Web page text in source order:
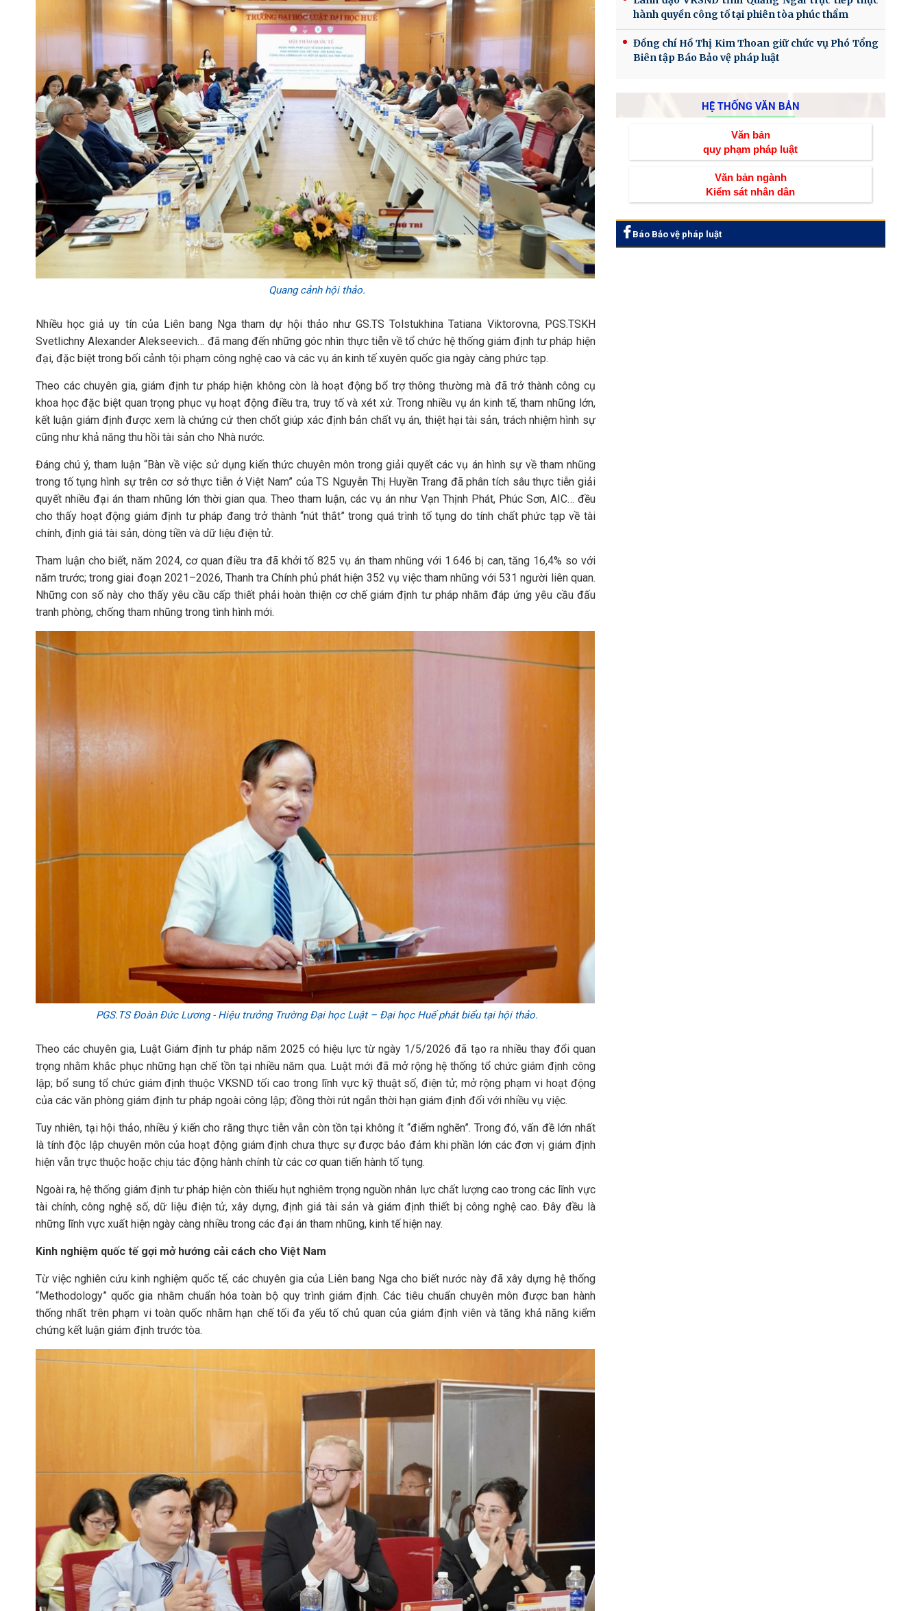
Quang cảnh hội thảo.
Nhiều học giả uy tín của Liên bang Nga tham dự hội thảo như GS.TS Tolstukhina Tatiana Viktorovna, PGS.TSKH
Svetlichny Alexander Alekseevich… đã mang đến những góc nhìn thực tiễn về tổ chức hệ thống giám định tư pháp hiện
đại, đặc biệt trong bối cảnh tội phạm công nghệ cao và các vụ án kinh tế xuyên quốc gia ngày càng phức tạp.
Theo các chuyên gia, giám định tư pháp hiện không còn là hoạt động bổ trợ thông thường mà đã trở thành công cụ
khoa học đặc biệt quan trọng phục vụ hoạt động điều tra, truy tố và xét xử. Trong nhiều vụ án kinh tế, tham nhũng lớn,
kết luận giám định được xem là chứng cứ then chốt giúp xác định bản chất vụ án, thiệt hại tài sản, trách nhiệm hình sự
cũng như khả năng thu hồi tài sản cho Nhà nước.
Đáng chú ý, tham luận “Bàn về việc sử dụng kiến thức chuyên môn trong giải quyết các vụ án hình sự về tham nhũng
trong tố tụng hình sự trên cơ sở thực tiễn ở Việt Nam” của TS Nguyễn Thị Huyền Trang đã phân tích sâu thực tiễn giải
quyết nhiều đại án tham nhũng lớn thời gian qua. Theo tham luận, các vụ án như Vạn Thịnh Phát, Phúc Sơn, AIC… đều
cho thấy hoạt động giám định tư pháp đang trở thành “nút thắt” trong quá trình tố tụng do tính chất phức tạp về tài
chính, định giá tài sản, dòng tiền và dữ liệu điện tử.
Tham luận cho biết, năm 2024, cơ quan điều tra đã khởi tố 825 vụ án tham nhũng với 1.646 bị can, tăng 16,4% so với
năm trước; trong giai đoạn 2021–2026, Thanh tra Chính phủ phát hiện 352 vụ việc tham nhũng với 531 người liên quan.
Những con số này cho thấy yêu cầu cấp thiết phải hoàn thiện cơ chế giám định tư pháp nhằm đáp ứng yêu cầu đấu
tranh phòng, chống tham nhũng trong tình hình mới.
PGS.TS Đoàn Đức Lương - Hiệu trưởng Trường Đại học Luật – Đại học Huế phát biểu tại hội thảo.
Theo các chuyên gia, Luật Giám định tư pháp năm 2025 có hiệu lực từ ngày 1/5/2026 đã tạo ra nhiều thay đổi quan
trọng nhằm khắc phục những hạn chế tồn tại nhiều năm qua. Luật mới đã mở rộng hệ thống tổ chức giám định công
lập; bổ sung tổ chức giám định thuộc VKSND tối cao trong lĩnh vực kỹ thuật số, điện tử; mở rộng phạm vi hoạt động
của các văn phòng giám định tư pháp ngoài công lập; đồng thời rút ngắn thời hạn giám định đối với nhiều vụ việc.
Tuy nhiên, tại hội thảo, nhiều ý kiến cho rằng thực tiễn vẫn còn tồn tại không ít “điểm nghẽn”. Trong đó, vấn đề lớn nhất
là tính độc lập chuyên môn của hoạt động giám định chưa thực sự được bảo đảm khi phần lớn các đơn vị giám định
hiện vẫn trực thuộc hoặc chịu tác động hành chính từ các cơ quan tiến hành tố tụng.
Ngoài ra, hệ thống giám định tư pháp hiện còn thiếu hụt nghiêm trọng nguồn nhân lực chất lượng cao trong các lĩnh vực
tài chính, công nghệ số, dữ liệu điện tử, xây dựng, định giá tài sản và giám định thiết bị công nghệ cao. Đây đều là
những lĩnh vực xuất hiện ngày càng nhiều trong các đại án tham nhũng, kinh tế hiện nay.
Kinh nghiệm quốc tế gợi mở hướng cải cách cho Việt Nam
Từ việc nghiên cứu kinh nghiệm quốc tế, các chuyên gia của Liên bang Nga cho biết nước này đã xây dựng hệ thống
“Methodology” quốc gia nhằm chuẩn hóa toàn bộ quy trình giám định. Các tiêu chuẩn chuyên môn được ban hành
thống nhất trên phạm vi toàn quốc nhằm hạn chế tối đa yếu tố chủ quan của giám định viên và tăng khả năng kiểm
chứng kết luận giám định trước tòa.
hành quyền công tố tại phiên tòa phúc thẩm
Đồng chí Hồ Thị Kim Thoan giữ chức vụ Phó Tổng
Biên tập Báo Bảo vệ pháp luật
HỆ THỐNG VĂN BẢN
Văn bản
quy phạm pháp luật
Văn bản ngành
Kiểm sát nhân dân
Báo Bảo vệ pháp luật